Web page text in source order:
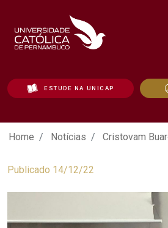
ESTUDE NA UNICAP
Cristovam Buarque
Home Notícias Cristovam
Publicado 14/12/22